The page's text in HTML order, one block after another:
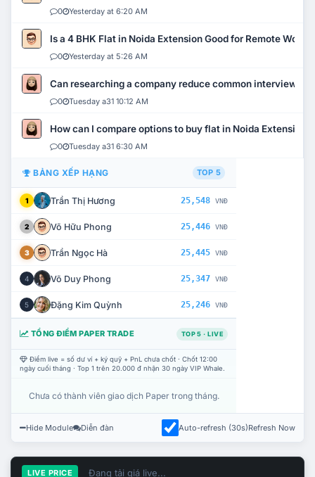
0 Yesterday at 6:20 AM
Is a 4 BHK Flat in Noida Extension Good for Remote Work?
0 Yesterday at 5:26 AM
Can researching a company reduce common interview
0 Tuesday a31 10:12 AM
How can I compare options to buy flat in Noida Extension?
0 Tuesday a31 6:30 AM
BẢNG XẾP HẠNG TOP 5
1 Trần Thị Hương 25,548 VNĐ
2 Võ Hữu Phong 25,446 VNĐ
3 Trần Ngọc Hà 25,445 VNĐ
4 Võ Duy Phong 25,347 VNĐ
5 Đặng Kim Quỳnh 25,246 VNĐ
TỔNG ĐIỂM PAPER TRADE TOP 5 · LIVE
Điểm live = số dư ví + ký quỹ + PnL chưa chốt · Chốt 12:00
ngày cuối tháng · Top 1 trên 20.000 đ nhận 30 ngày VIP Whale.
Chưa có thành viên giao dịch Paper trong tháng.
Hide Module Diễn đàn Auto-refresh (30s)Refresh Now
LIVE PRICE Đang tải giá live...